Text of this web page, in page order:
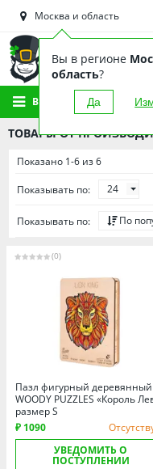
Башкортостан
Брянская область
Вологодская область
Воронежская область
Иркутская область
Кировская область
Краснодарский край
Красноярский край
Москва и область
Нижегородская область
Новосибирская область
Омская область
Оренбургская область
Пензенская область
Пермский край
Ростовская область
Москва и область
Вы в регионе
область?
Да
ВСЕ КАТЕГОРИИ
ТОВАРЫ ОТ
Показано 1-6 из 6
Показывать по: 24
Показывать по: По
(0)
Пазл фигурный деревянный
WOODY PUZZLES «Король
размер S
₽ 1090
УВЕДОМИТЬ О
ПОСТУПЛЕНИИ